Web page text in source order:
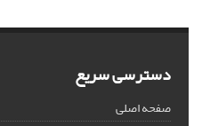
دسترسی سریع
صفحه اصلی